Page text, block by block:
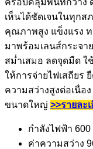
เห็นได้ชัดเจนในทุกส
คุณภาพสูง แข็งแรง
มาพร้อมเลนส์กระจาย
สม่ำเสมอ ลดจุดมืด ใ
ให้การจ่ายไฟเสถียร
ความสว่างสูงต่อเนื่อ
ขนาดใหญ่ >>รายละ
กำลังไฟฟ้า 600
ค่าความสว่าง